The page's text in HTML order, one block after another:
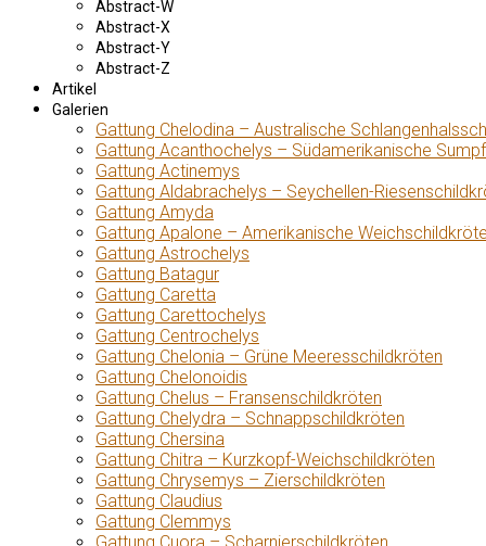
Abstract-W
Abstract-X
Abstract-Y
Abstract-Z
Artikel
Galerien
Gattung Chelodina – Australische
Gattung Acanthochelys – Südamerikanische
Gattung Actinemys
Gattung Aldabrachelys – Seychellen-
Gattung Amyda
Gattung Apalone – Amerikanische
Gattung Astrochelys
Gattung Batagur
Gattung Caretta
Gattung Carettochelys
Gattung Centrochelys
Gattung Chelonia – Grüne Meeresschildkröten
Gattung Chelonoidis
Gattung Chelus – Fransenschildkröten
Gattung Chelydra – Schnappschildkröten
Gattung Chersina
Gattung Chitra – Kurzkopf-Weichschildkröten
Gattung Chrysemys – Zierschildkröten
Gattung Claudius
Gattung Clemmys